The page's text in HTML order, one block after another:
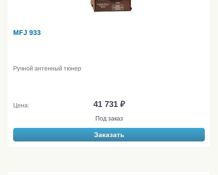
MFJ 933
Ручной антенный тюнер
Цена: 41 731 ₽
Под заказ
Заказать